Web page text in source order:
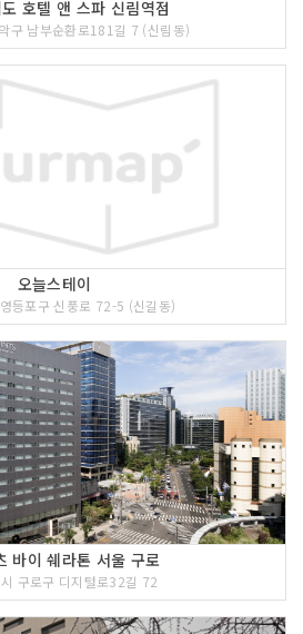
호텔 앤 스파 신림역점
구 남부순환로181길 7 (신림동)
오늘스테이
등포구 신풍로 72-5 (신길동)
바이 쉐라톤 서울 구로
구로구 디지털로32길 72